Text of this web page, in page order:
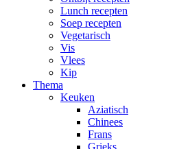
Lunch recepten
Soep recepten
Vegetarisch
Vis
Vlees
Kip
Thema
Keuken
Aziatisch
Chinees
Frans
Grieks